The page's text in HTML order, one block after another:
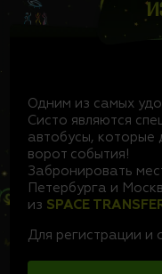
Одним из самых
Систо являются
автобусы, которые
ворот события!
Забронировать
Петербурга и
из SPACE
Для регистрации и